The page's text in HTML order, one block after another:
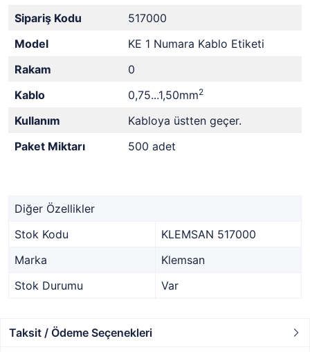
Sipariş Kodu
517000
Model
KE 1 Numara Kablo Etiketi
Rakam
0
Kablo
0,75...1,50mm2
Kullanım
Kabloya üstten geçer.
Paket Miktarı
500 adet
Diğer Özellikler
Stok Kodu
KLEMSAN 517000
Marka
Klemsan
Stok Durumu
Var
Taksit / Ödeme Seçenekleri